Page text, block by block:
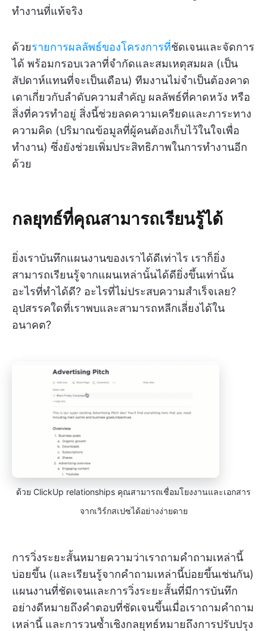
ทำงานที่แท้จริง
ด้วยรายการผลลัพธ์ของโครงการที่ชัดเจนและจัดการ
ได้ พร้อมกรอบเวลาที่จำกัดและสมเหตุสมผล (เป็น
สัปดาห์แทนที่จะเป็นเดือน) ทีมงานไม่จำเป็นต้องคาด
เดาเกี่ยวกับลำดับความสำคัญ ผลลัพธ์ที่คาดหวัง หรือ
สิ่งที่ควรทำอยู่ สิ่งนี้ช่วยลดความเครียดและภาระทาง
ความคิด (ปริมาณข้อมูลที่ผู้คนต้องเก็บไว้ในใจเพื่อ
ทำงาน) ซึ่งยังช่วยเพิ่มประสิทธิภาพในการทำงานอีก
ด้วย
กลยุทธ์ที่คุณสามารถเรียนรู้ได้
ยิ่งเราบันทึกแผนงานของเราได้ดีเท่าไร เราก็ยิ่ง
สามารถเรียนรู้จากแผนเหล่านั้นได้ดียิ่งขึ้นเท่านั้น
อะไรที่ทำได้ดี? อะไรที่ไม่ประสบความสำเร็จเลย?
อุปสรรคใดที่เราพบและสามารถหลีกเลี่ยงได้ใน
อนาคต?
ด้วย ClickUp relationships คุณสามารถเชื่อมโยงงานและเอกสาร
จากเวิร์กสเปซได้อย่างง่ายดาย
การวิ่งระยะสั้นหมายความว่าเราถามคำถามเหล่านี้
บ่อยขึ้น (และเรียนรู้จากคำถามเหล่านี้บ่อยขึ้นเช่นกัน)
แผนงานที่ชัดเจนและการวิ่งระยะสั้นที่มีการบันทึก
อย่างดีหมายถึงคำตอบที่ชัดเจนขึ้นเมื่อเราถามคำถาม
เหล่านี้ และการวนซ้ำเชิงกลยุทธ์หมายถึงการปรับปรุง